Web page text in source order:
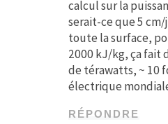
calcul sur la
serait-ce que 5 cm/
toute la surface,
2000 kJ/kg, ça fait
de térawatts, ~ 10
électrique
RÉPONDRE